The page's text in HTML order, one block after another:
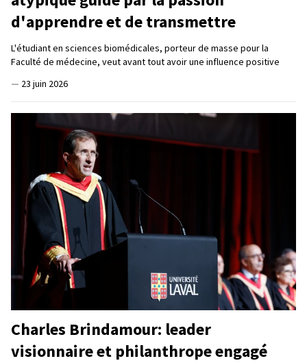
d'apprendre et de transmettre
L'étudiant en sciences biomédicales, porteur de masse pour la
Faculté de médecine, veut avant tout avoir une influence positive
— 23 juin 2026
Charles Brindamour: leader
visionnaire et philanthrope engagé